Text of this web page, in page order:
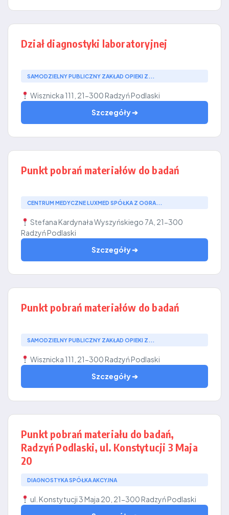
Dział diagnostyki laboratoryjnej
SAMODZIELNY PUBLICZNY ZAKŁAD OPIEKI Z...
Wisznicka 111, 21-300 Radzyń Podlaski
Szczegóły ➔
Punkt pobrań materiałów do badań
CENTRUM MEDYCZNE LUXMED SPÓŁKA Z OGRA...
Stefana Kardynała Wyszyńskiego 7A, 21-300
Radzyń Podlaski
Szczegóły ➔
Punkt pobrań materiałów do badań
SAMODZIELNY PUBLICZNY ZAKŁAD OPIEKI Z...
Wisznicka 111, 21-300 Radzyń Podlaski
Szczegóły ➔
Punkt pobrań materiału do badań,
Radzyń Podlaski, ul. Konstytucji 3 Maja
20
DIAGNOSTYKA SPÓŁKA AKCYJNA
ul. Konstytucji 3 Maja 20, 21-300 Radzyń Podlaski